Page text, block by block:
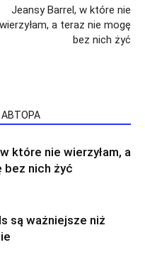
Jeansy Barrel, w które nie
wierzyłam, a teraz nie mogę
bez nich żyć
АВТОРА
które nie wierzyłam, a
bez nich żyć
są ważniejsze niż